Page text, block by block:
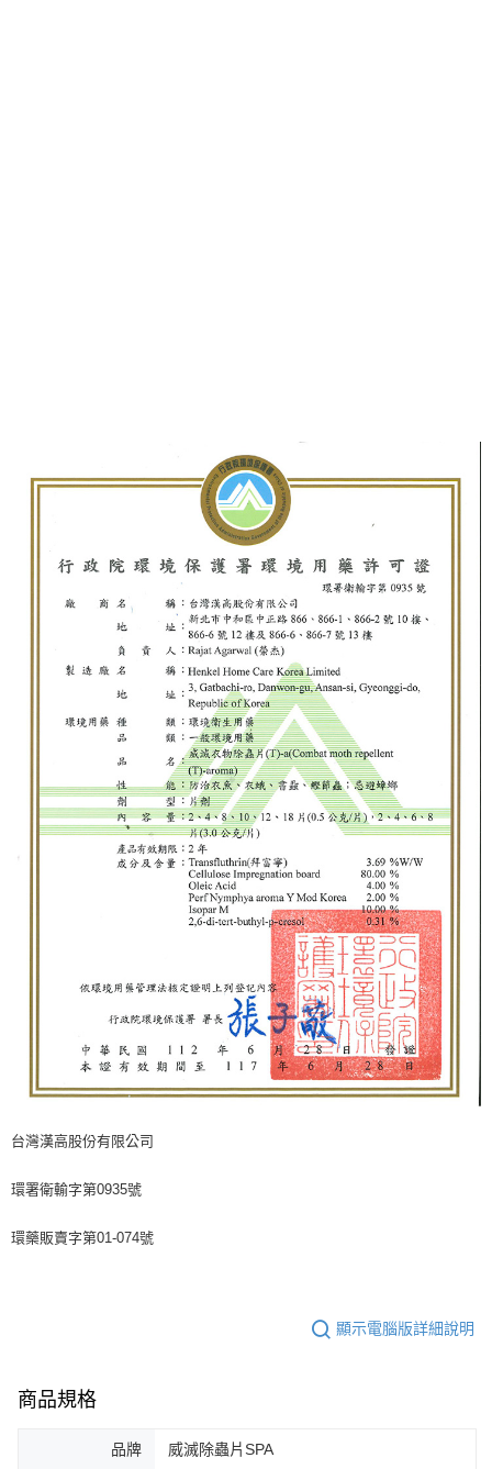
台灣漢高股份有限公司
環署衛輸字第0935號
環藥販賣字第01-074號
顯示電腦版詳細說明
商品規格
品牌 威滅除蟲片SPA